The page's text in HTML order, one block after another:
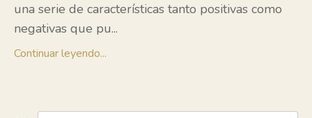
una serie de características tanto positivas como
negativas que pu...
Continuar leyendo...